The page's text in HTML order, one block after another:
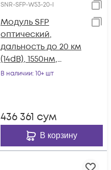
SNR-SFP-W53-20-I
Модуль SFP
оптический,
дальность до 20 км
(14dB), 1550нм,
индустриальный
В наличии: 10+ шт
436 361 сум
В корзину